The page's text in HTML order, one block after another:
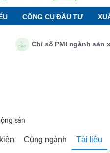
CÔNG CỤ ĐẦU TƯ
Chỉ số PMI ngành sản
sản
Cùng ngành Tài liệu